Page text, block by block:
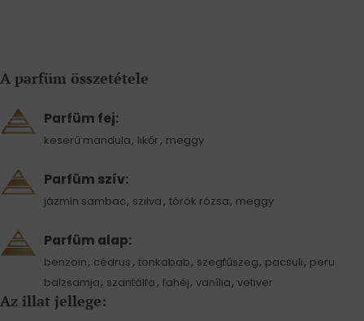
A parfüm összetétele
Parfüm fej:
keserű mandula, likőr , meggy
Parfüm szív:
jázmin sambac, szilva , török ​​rózsa, meggy
Parfüm alap:
benzoin, cédrus , tonkabab, szegfűszeg, pacsuli, peru
balzsamja, szantálfa , fahéj, vanília, vetiver
Az illat jellege: